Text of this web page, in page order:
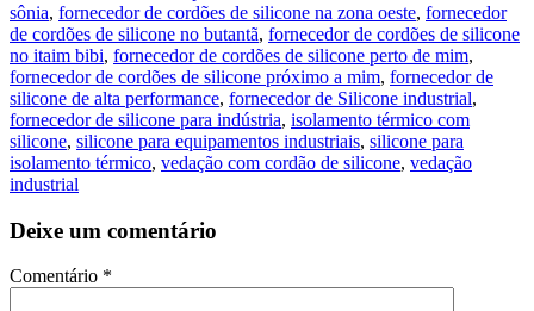
sônia, fornecedor de cordões de silicone na zona oeste, fornecedor
de cordões de silicone no butantã, fornecedor de cordões de silicone
no itaim bibi, fornecedor de cordões de silicone perto de mim,
fornecedor de cordões de silicone próximo a mim, fornecedor de
silicone de alta performance, fornecedor de Silicone industrial,
fornecedor de silicone para indústria, isolamento térmico com
silicone, silicone para equipamentos industriais, silicone para
isolamento térmico, vedação com cordão de silicone, vedação
industrial
Deixe um comentário
Comentário *